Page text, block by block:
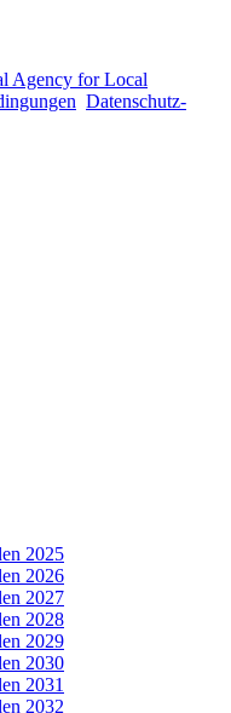
Agency for Local
Datenschutz­
2025
2026
2027
2028
2029
2030
2031
2032